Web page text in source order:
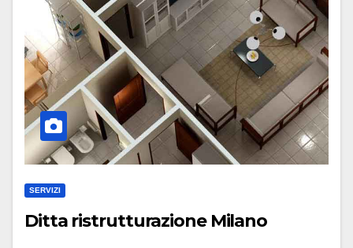
SERVIZI
Ditta ristrutturazione Milano